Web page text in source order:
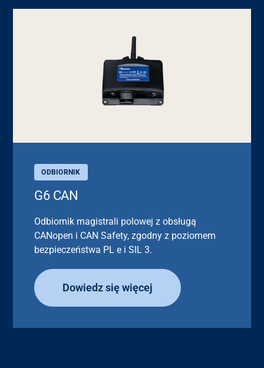
ODBIORNIK
G6 CAN
Odbiornik magistrali polowej z obsługą
CANopen i CAN Safety, zgodny z poziomem
bezpieczeństwa PL e i SIL 3.
Dowiedz się więcej